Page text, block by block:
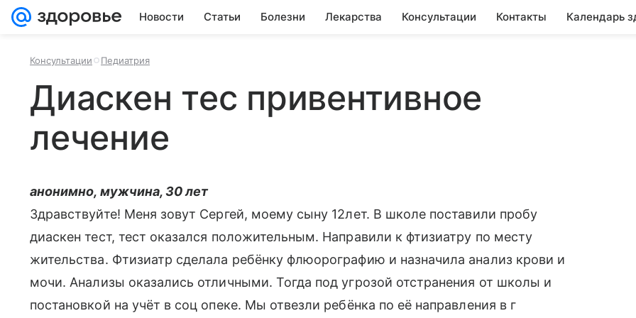
Новости Статьи Болезни Лекарства Консультации Контакты Календарь
Консультации Педиатрия
Диаскен тес привентивное
лечение
анонимно, мужчина, 30 лет
Здравствуйте! Меня зовут Сергей, моему сыну 12лет. В школе поставили пробу
диаскен тест, тест оказался положительным. Направили к фтизиатру по месту
жительства. Фтизиатр сделала ребёнку флюорографию и назначила анализ крови и
мочи. Анализы оказались отличными. Тогда под угрозой отстранения от школы и
постановкой на учёт в соц опеке. Мы отвезли ребёнка по её направления в г